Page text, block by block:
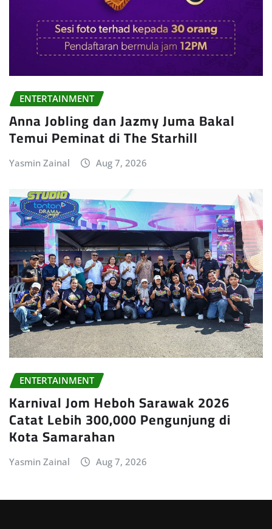
ENTERTAINMENT
Anna Jobling dan Jazmy Juma Bakal
Temui Peminat di The Starhill
Yasmin Zainal Aug 7, 2026
ENTERTAINMENT
Karnival Jom Heboh Sarawak 2026
Catat Lebih 300,000 Pengunjung di
Kota Samarahan
Yasmin Zainal Aug 7, 2026